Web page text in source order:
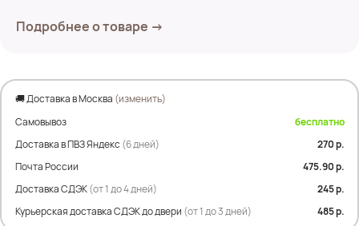
Длина колье 50см.
Подробнее о товаре →
🚚 Доставка в Москва (изменить)
Самовывоз
бесплатно
Доставка в ПВЗ Яндекс (6 дней)
270 р.
Почта России
475.90 р.
Доставка СДЭК(от 1 до 4 дней)
245 р.
Курьерская доставка СДЭК до двери (от 1 до 3 дней) 485 р.